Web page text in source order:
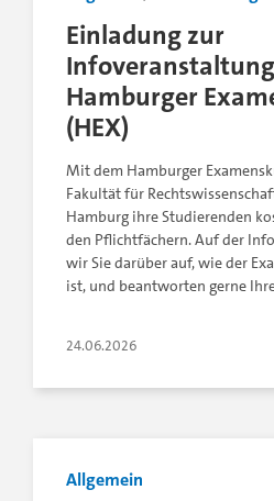
Einladung zur
Hamburger
(HEX)
Mit dem Hamburger
Fakultät für
Hamburg ihre Studierenden
den Pflichtfächern. Auf der
wir Sie darüber auf, wie der
ist, und beantworten gerne
24.06.2026
Allgemein